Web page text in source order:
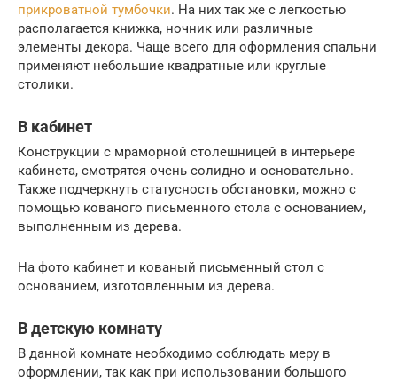
прикроватной тумбочки. На них так же с легкостью
располагается книжка, ночник или различные
элементы декора. Чаще всего для оформления спальни
применяют небольшие квадратные или круглые
столики.
В кабинет
Конструкции с мраморной столешницей в интерьере
кабинета, смотрятся очень солидно и основательно.
Также подчеркнуть статусность обстановки, можно с
помощью кованого письменного стола с основанием,
выполненным из дерева.
На фото кабинет и кованый письменный стол с
основанием, изготовленным из дерева.
В детскую комнату
В данной комнате необходимо соблюдать меру в
оформлении, так как при использовании большого